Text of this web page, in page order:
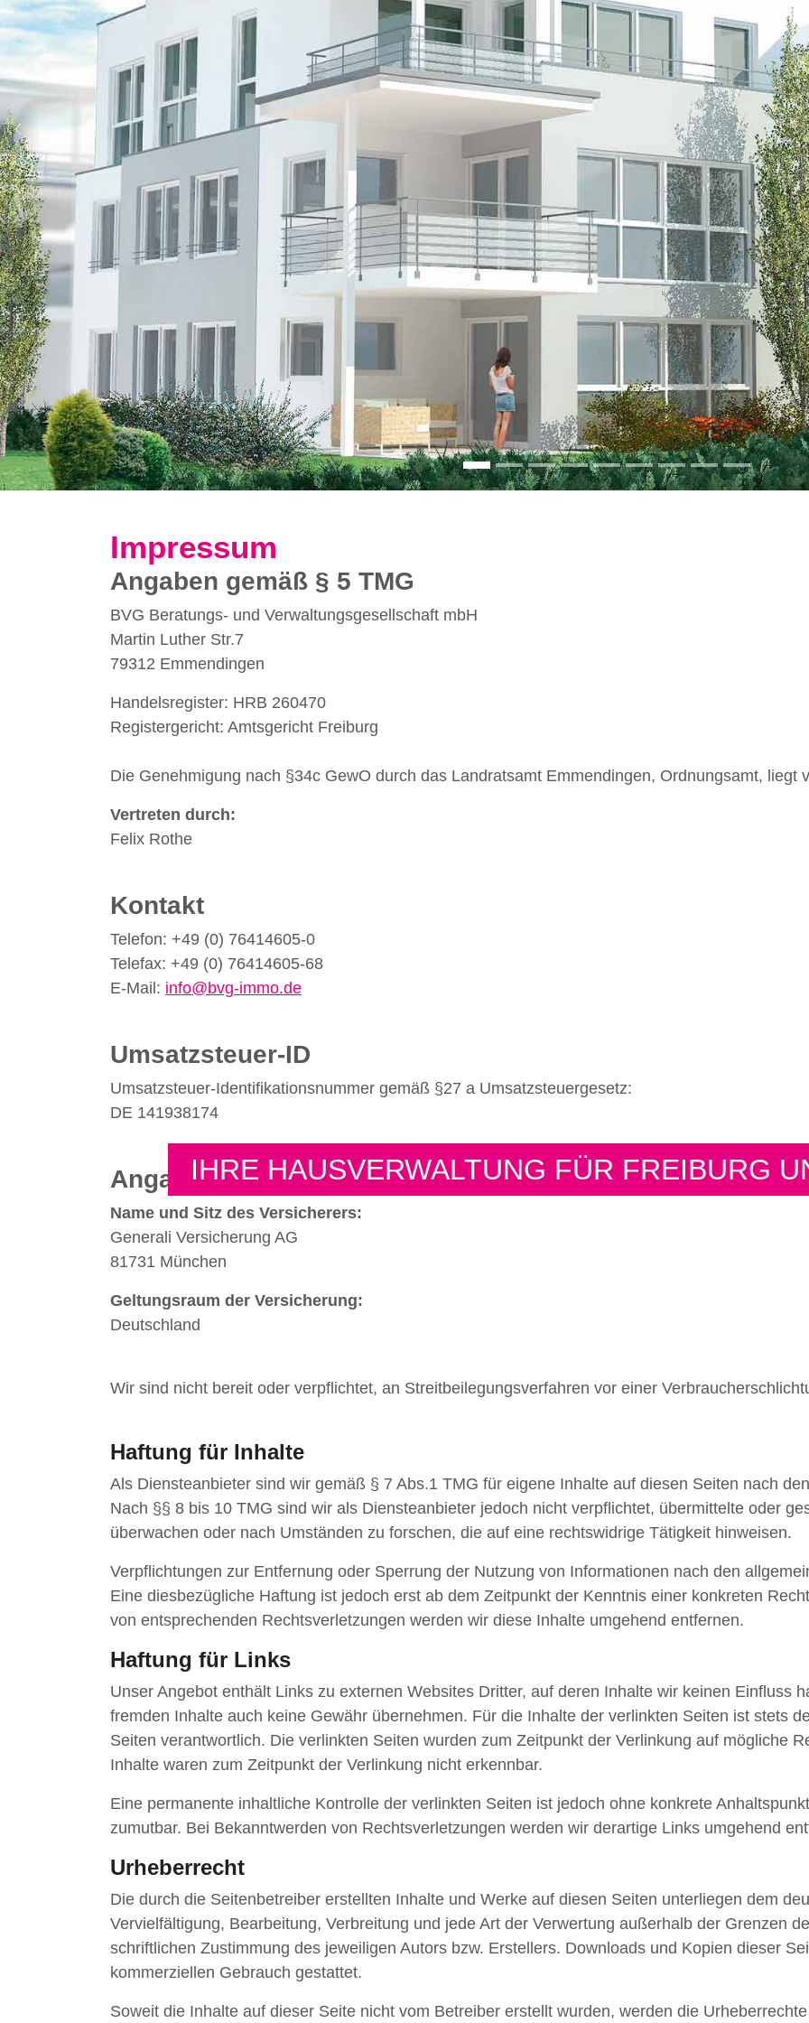
IHRE HAUSVERWALTUNG FÜR FREIBURG
YYY XXX 03 04 05 06 08 9 10
Previous
Impressum
Angaben gemäß § 5 TMG
BVG Beratungs- und Verwaltungsgesellschaft mbH
Martin Luther Str.7
79312 Emmendingen
Handelsregister: HRB 260470
Registergericht: Amtsgericht Freiburg
Die Genehmigung nach §34c GewO durch das Landratsamt Emmendingen, Ordnungsamt, liegt
Vertreten durch:
Felix Rothe
Kontakt
Telefon: +49 (0) 76414605-0
Telefax: +49 (0) 76414605-68
E-Mail: info@bvg-immo.de
Umsatzsteuer-ID
Umsatzsteuer-Identifikationsnummer gemäß §27 a Umsatzsteuergesetz:
DE 141938174
Angaben zur Berufshaftpflichtversicherung
Name und Sitz des Versicherers:
Generali Versicherung AG
81731 München
Geltungsraum der Versicherung:
Deutschland
Wir sind nicht bereit oder verpflichtet, an Streitbeilegungsverfahren vor einer
Haftung für Inhalte
Als Diensteanbieter sind wir gemäß § 7 Abs.1 TMG für eigene Inhalte auf diesen Seiten nach
Nach §§ 8 bis 10 TMG sind wir als Diensteanbieter jedoch nicht verpflichtet, übermittelte oder
überwachen oder nach Umständen zu forschen, die auf eine rechtswidrige Tätigkeit hinweisen.
Verpflichtungen zur Entfernung oder Sperrung der Nutzung von Informationen nach den
Eine diesbezügliche Haftung ist jedoch erst ab dem Zeitpunkt der Kenntnis einer konkreten
von entsprechenden Rechtsverletzungen werden wir diese Inhalte umgehend entfernen.
Haftung für Links
Unser Angebot enthält Links zu externen Websites Dritter, auf deren Inhalte wir keinen Einfluss
fremden Inhalte auch keine Gewähr übernehmen. Für die Inhalte der verlinkten Seiten ist stets
Seiten verantwortlich. Die verlinkten Seiten wurden zum Zeitpunkt der Verlinkung auf mögliche
Inhalte waren zum Zeitpunkt der Verlinkung nicht erkennbar.
Eine permanente inhaltliche Kontrolle der verlinkten Seiten ist jedoch ohne konkrete
zumutbar. Bei Bekanntwerden von Rechtsverletzungen werden wir derartige Links umgehend
Urheberrecht
Die durch die Seitenbetreiber erstellten Inhalte und Werke auf diesen Seiten unterliegen dem
Vervielfältigung, Bearbeitung, Verbreitung und jede Art der Verwertung außerhalb der Grenzen
schriftlichen Zustimmung des jeweiligen Autors bzw. Erstellers. Downloads und Kopien dieser
kommerziellen Gebrauch gestattet.
Soweit die Inhalte auf dieser Seite nicht vom Betreiber erstellt wurden, werden die